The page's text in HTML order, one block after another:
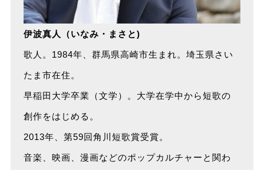
伊波真人（いなみ・まさと)
歌人。1984年、群馬県高崎市生まれ。埼玉県さい
たま市在住。
早稲田大学卒業（文学）。大学在学中から短歌の
創作をはじめる。
2013年、第59回角川短歌賞受賞。
音楽、映画、漫画などのポップカルチャーと関わ